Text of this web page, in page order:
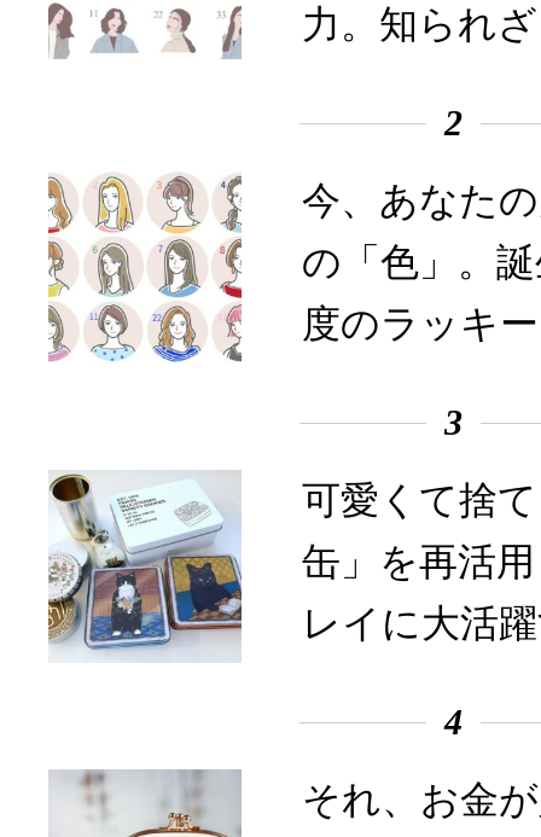
力。知られ
2
今、あなた
の「色」。
度のラッキ
3
可愛くて捨
缶」を再活
レイに大活
4
それ、お金